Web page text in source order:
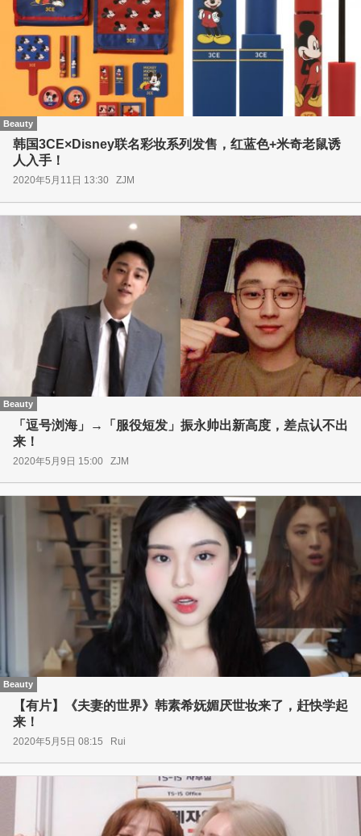
Beauty
韩国3CE×Disney联名彩妆系列发售，红蓝色+米奇老鼠诱
人入手！
2020年5月11日 13:30 ZJM
Beauty
「逗号浏海」→「服役短发」振永帅出新高度，差点认不出
来！
2020年5月9日 15:00 ZJM
Beauty
【有片】《夫妻的世界》韩素希妩媚厌世妆来了，赶快学起
来！
2020年5月5日 08:15 Rui